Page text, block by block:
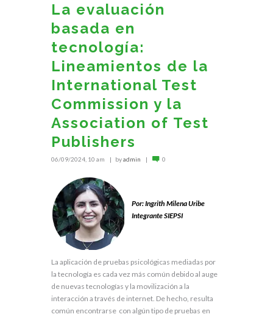
La evaluación
basada en
tecnología:
Lineamientos de la
International Test
Commission y la
Association of Test
Publishers
06/09/2024, 10 am byadmin 0
Por:Ingrith Milena Uribe
Integrante SIEPSI
La aplicación de pruebas psicológicas mediadas por
la tecnología es cada vez más común debido al auge
de nuevas tecnologías y la movilización a la
interacción a través de internet. De hecho, resulta
común encontrarse con algún tipo de pruebas en